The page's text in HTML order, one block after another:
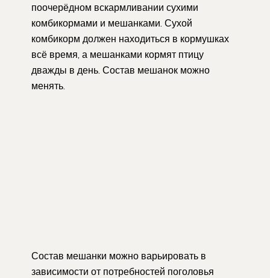
поочерёдном вскармливании сухими
комбикормами и мешанками. Сухой
комбикорм должен находиться в кормушках
всё время, а мешанками кормят птицу
дважды в день. Состав мешанок можно
менять.
Состав мешанки можно варьировать в
зависимости от потребностей поголовья